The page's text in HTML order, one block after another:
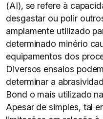
(AI), se refere à
desgastar ou polir
amplamente utilizado
determinado minério
equipamentos dos
Diversos ensaios
determinar a
Bond o mais utilizado
Apesar de simples, tal